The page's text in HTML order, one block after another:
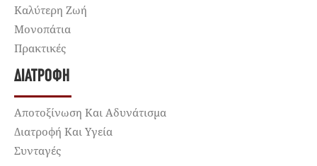
Καλύτερη Ζωή
Μονοπάτια
Πρακτικές
ΔΙΑΤΡΟΦΉ
Αποτοξίνωση Και Αδυνάτισμα
Διατροφή Και Υγεία
Συνταγές